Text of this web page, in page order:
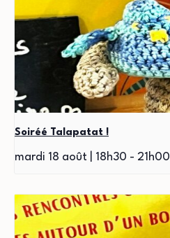
Soiréé Talapatat !
mardi 18 août | 18h30 - 21h00